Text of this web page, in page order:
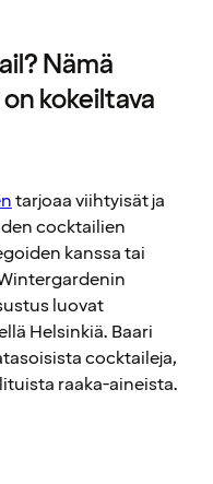
Nämä
kokeiltava
tarjoaa viihtyisät ja
cocktailien
kanssa tai
luovat
Helsinkiä. Baari
cocktaileja,
raaka-aineista.